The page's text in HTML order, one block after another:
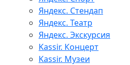
Яндекс. Стендап
Яндекс. Театр
Яндекс. Экскурсия
Kassir. Концерт
Kassir. Музеи